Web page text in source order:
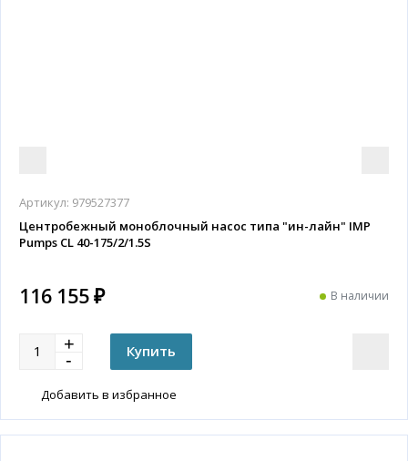
Артикул: 979527377
Центробежный моноблочный насос типа "ин-лайн" IMP
Pumps CL 40-175/2/1.5S
116 155 ₽ В наличии
Добавить в избранное